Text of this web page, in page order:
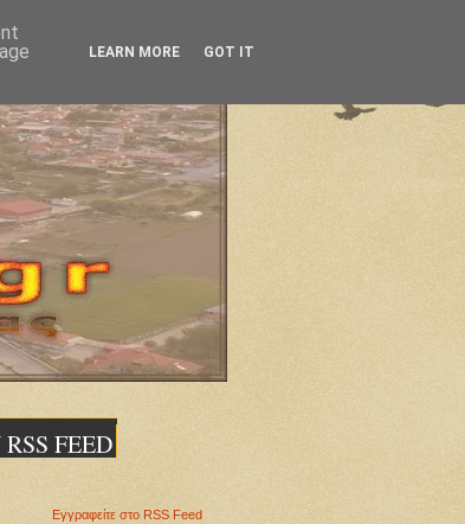
FEED
Εγγραφείτε στο RSS Feed
LEARN MORE GOT IT